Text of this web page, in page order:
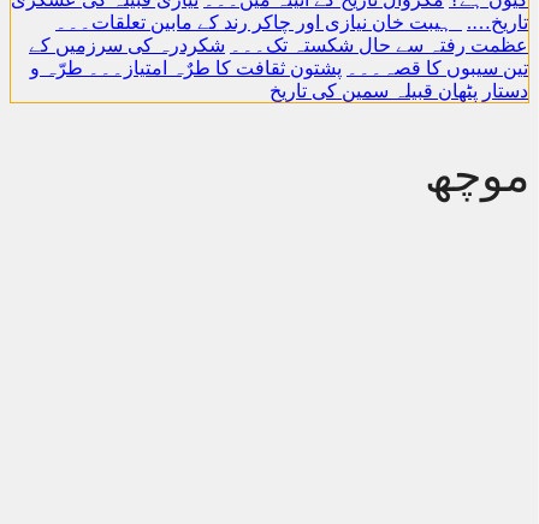
تاریخ….
ہیبت خان نیازی اور چاکر رند کے مابین تعلقات۔۔۔
عظمت رفتہ سے حال شکستہ تک۔۔۔
شکردرہ کی سرزمیں کے
تین سیبوں کا قصہ۔۔۔
پشتون ثقافت کا طرٌہ امتیاز۔۔۔ طرّہ و
دستار پٹھان قبیلہ سمین کی تاریخ
موچھ